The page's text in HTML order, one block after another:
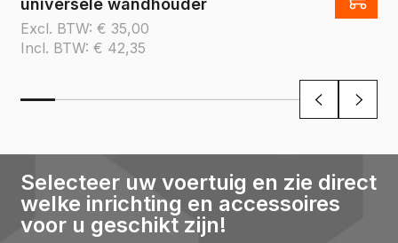
universele wandhouder
Excl. BTW: € 35,00
Incl. BTW: € 42,35
Selecteer uw voertuig en zie direct
welke inrichting en accessoires
voor u geschikt zijn!